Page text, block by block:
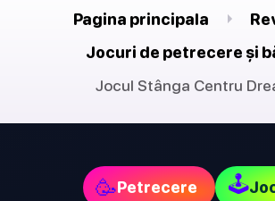
Pagina principala
Jocuri de petrecere și
Jocul Stânga Centru
🥳Petrecere 🕹